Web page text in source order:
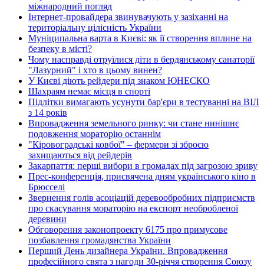
міжнародний погляд
Інтернет-провайдера звинувачують у зазіханні на
територіальну цілісність України
Муніципальна варта в Києві: як її створення вплине на
безпеку в місті?
Чому насправді отруїлися діти в бердянському санаторії
"Лазурний" і хто в цьому винен?
У Києві діють рейдери під знаком ЮНЕСКО
Шахраям немає місця в спорті
Підлітки вимагають усунути бар'єри в тестуванні на ВІЛ
з 14 років
Впровадження земельного ринку: чи стане нинішнє
подовження мораторію останнім
"Кіровоградські ковбої" – фермери зі зброєю
захищаються від рейдерів
Закарпаття: перші вибори в громадах під загрозою зриву
Прес-конференція, присвячена дням українського кіно в
Брюсселі
Звернення голів асоціацій деревообробних підприємств
про скасування мораторію на експорт необробленої
деревини
Обговорення законопроекту 6175 про примусове
позбавлення громадянства України
Перший День дизайнера України. Впровадження
професійного свята з нагоди 30-річчя створення Союзу